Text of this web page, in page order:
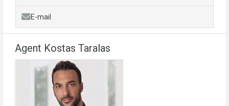
E-mail
Agent Kostas Taralas